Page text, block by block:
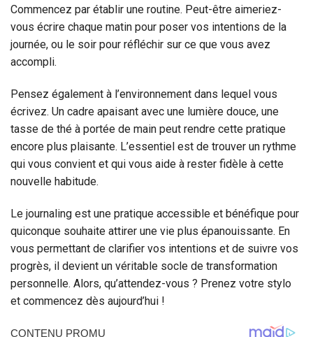
Commencez par établir une routine. Peut-être aimeriez-
vous écrire chaque matin pour poser vos intentions de la
journée, ou le soir pour réfléchir sur ce que vous avez
accompli.
Pensez également à l’environnement dans lequel vous
écrivez. Un cadre apaisant avec une lumière douce, une
tasse de thé à portée de main peut rendre cette pratique
encore plus plaisante. L’essentiel est de trouver un rythme
qui vous convient et qui vous aide à rester fidèle à cette
nouvelle habitude.
Le journaling est une pratique accessible et bénéfique pour
quiconque souhaite attirer une vie plus épanouissante. En
vous permettant de clarifier vos intentions et de suivre vos
progrès, il devient un véritable socle de transformation
personnelle. Alors, qu’attendez-vous ? Prenez votre stylo
et commencez dès aujourd’hui !